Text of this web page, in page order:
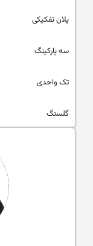
پلان تفکیکی
سه پارکینگ
تک واحدی
گلسنگ